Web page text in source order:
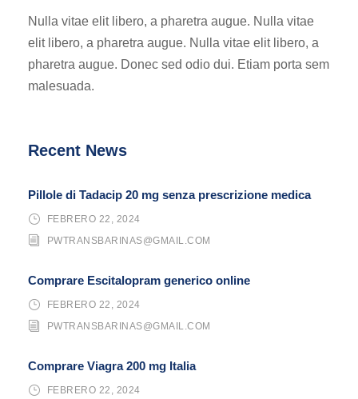
Nulla vitae elit libero, a pharetra augue. Nulla vitae
elit libero, a pharetra augue. Nulla vitae elit libero, a
pharetra augue. Donec sed odio dui. Etiam porta sem
malesuada.
Recent News
Pillole di Tadacip 20 mg senza prescrizione medica
FEBRERO 22, 2024
PWTRANSBARINAS@GMAIL.COM
Comprare Escitalopram generico online
FEBRERO 22, 2024
PWTRANSBARINAS@GMAIL.COM
Comprare Viagra 200 mg Italia
FEBRERO 22, 2024